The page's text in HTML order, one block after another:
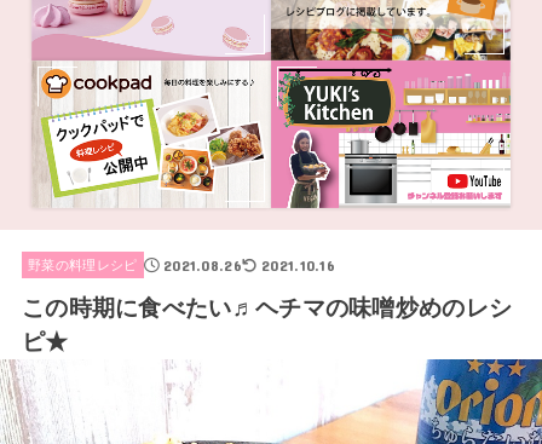
野菜の料理レシピ 2021.08.26 2021.10.16
この時期に食べたい♬ヘチマの味噌炒めのレシ
ピ★